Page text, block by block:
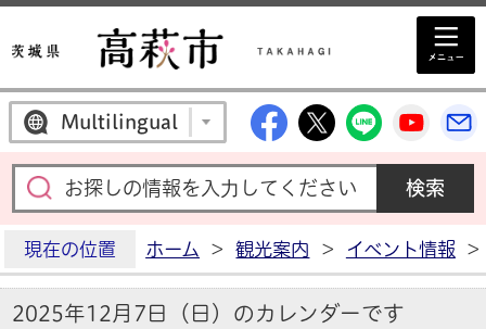
Multilingual 高萩市公式
高萩市公式X
高萩市
高
現在の位置 ホーム > 観光案内 > イベント情報 >
2025年12月7日（日）のカレンダーです